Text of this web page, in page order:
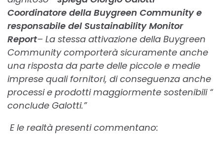
Coordinatore della Buygreen Community e
responsabile del Sustainability Monitor
Report– La stessa attivazione della Buygreen
Community comporterà sicuramente anche
una risposta da parte delle piccole e medie
imprese quali fornitori, di conseguenza anche
processi e prodotti maggiormente sostenibili “
conclude Galotti.”
E le realtà presenti commentano: